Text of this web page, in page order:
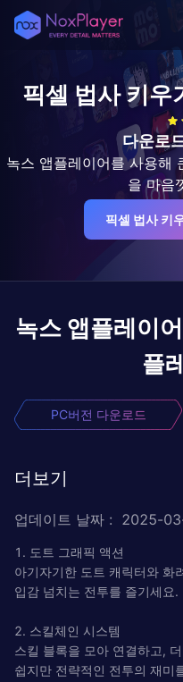
픽셀 법사 키우
다운로
녹스 앱플레이어를 사용해
을 마음
픽셀 법사 키
녹스 앱플레이
플
PC버전 다운로드
더보기
업데이트 날짜 : 2025-
1. 도트 그래픽 액션
아기자기한 도트 캐릭터와 화
입감 넘치는 전투를 즐기세요.
2. 스킬체인 시스템
스킬 블록을 모아 연결하고,
쉽지만 전략적인 전투의 재미